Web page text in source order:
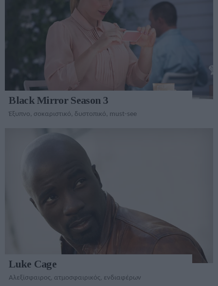
Black Mirror Season 3
Έξυπνο, σοκαριστικό, δυστοπικό, must-see
Luke Cage
Αλεξίσφαιρος, ατμοσφαιρικός, ενδιαφέρων